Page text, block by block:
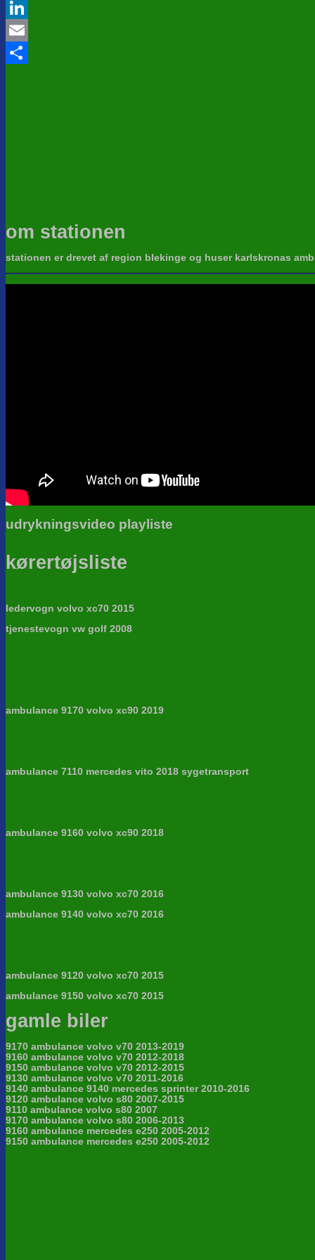
Twitter
LinkedIn
Email
om stationen
stationen er drevet af region blekinge og huser karlskronas
udrykningsvideo playliste
kørertøjsliste
ledervogn volvo xc70 2015
tjenestevogn vw golf 2008
ambulance 9170 volvo xc90 2019
ambulance 7110 mercedes vito 2018 sygetransport
ambulance 9160 volvo xc90 2018
ambulance 9130 volvo xc70 2016
ambulance 9140 volvo xc70 2016
ambulance 9120 volvo xc70 2015
ambulance 9150 volvo xc70 2015
gamle biler
9170 ambulance volvo v70 2013-2019
9160 ambulance volvo v70 2012-2018
9150 ambulance volvo v70 2012-2015
9130 ambulance volvo v70 2011-2016
9140 ambulance 9140 mercedes sprinter 2010-2016
9120 ambulance volvo s80 2007-2015
9110 ambulance volvo s80 2007
9170 ambulance volvo s80 2006-2013
9160 ambulance mercedes e250 2005-2012
9150 ambulance mercedes e250 2005-2012